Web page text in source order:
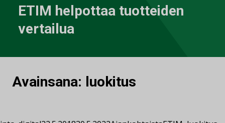
ETIM helpottaa tuotteiden
vertailua
Avainsana: luokitus